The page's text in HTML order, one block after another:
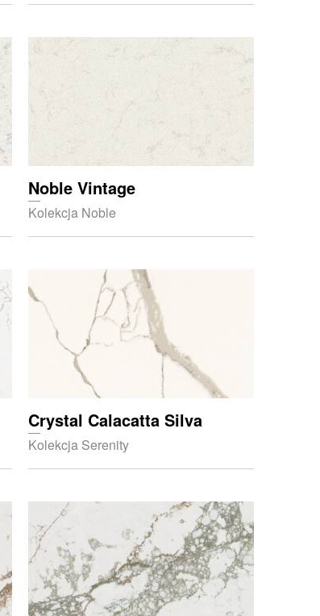
Noble Vintage
Kolekcja Noble
Crystal Calacatta Silva
Kolekcja Serenity